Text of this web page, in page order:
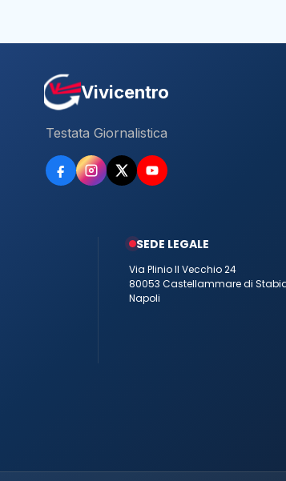
Vivicentro
Testata Giornalistica
SEDE LEGALE
Via Plinio Il Vecchio 24
80053 Castellammare di
Napoli